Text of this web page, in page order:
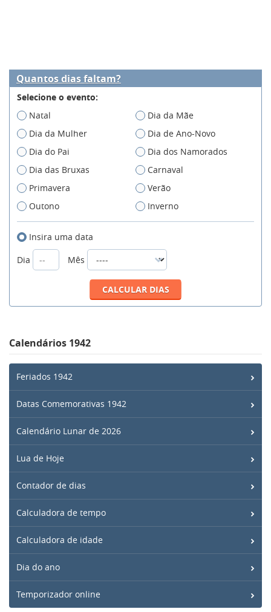
Quantos dias faltam?
Selecione o evento:
Natal
Dia da Mãe
Dia da Mulher
Dia de Ano-Novo
Dia do Pai
Dia dos Namorados
Dia das Bruxas
Carnaval
Primavera
Verão
Outono
Inverno
Insira uma data
Dia
Mês
Calendários 1942
Feriados 1942
Datas Comemorativas 1942
Calendário Lunar de 2026
Lua de Hoje
Contador de dias
Calculadora de tempo
Calculadora de idade
Dia do ano
Temporizador online